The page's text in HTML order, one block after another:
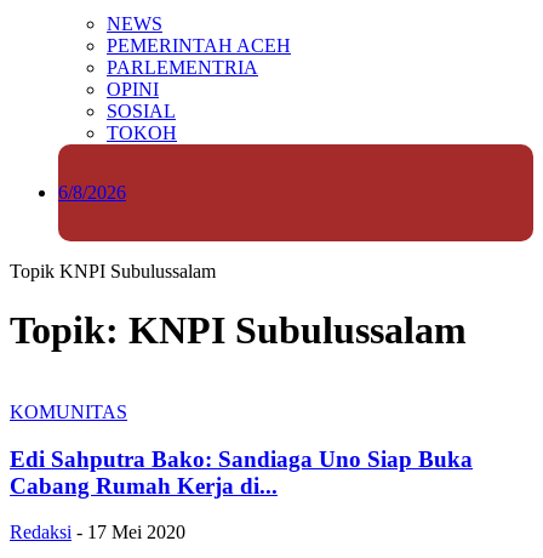
NEWS
PEMERINTAH ACEH
PARLEMENTRIA
OPINI
SOSIAL
TOKOH
6/8/2026
Topik KNPI Subulussalam
Topik: KNPI Subulussalam
KOMUNITAS
Edi Sahputra Bako: Sandiaga Uno Siap Buka
Cabang Rumah Kerja di...
Redaksi - 17 Mei 2020